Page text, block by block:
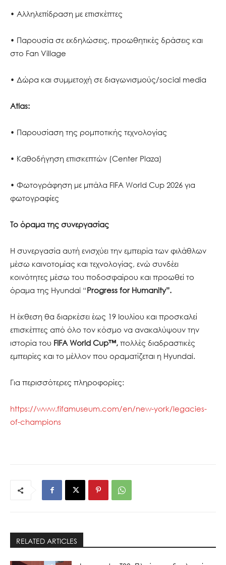
• Αλληλεπίδραση με επισκέπτες
• Παρουσία σε εκδηλώσεις, προωθητικές δράσεις και
στο Fan Village
• Δώρα και συμμετοχή σε διαγωνισμούς/social media
Atlas:
• Παρουσίαση της ρομποτικής τεχνολογίας
• Καθοδήγηση επισκεπτών (Center Plaza)
• Φωτογράφηση με μπάλα FIFA World Cup 2026 για
φωτογραφίες
Το όραμα της συνεργασίας
Η συνεργασία αυτή ενισχύει την εμπειρία των φιλάθλων
μέσω καινοτομίας και τεχνολογίας, ενώ συνδέει
κοινότητες μέσω του ποδοσφαίρου και προωθεί το
όραμα της Hyundai “Progress for Humanity”.
Η έκθεση θα διαρκέσει έως 19 Ιουλίου και προσκαλεί
επισκέπτες από όλο τον κόσμο να ανακαλύψουν την
ιστορία του FIFA World Cup™, πολλές διαδραστικές
εμπειρίες και το μέλλον που οραματίζεται η Hyundai.
Για περισσότερες πληροφορίες:
https://www.fifamuseum.com/en/new-york/legacies-
of-champions
RELATED ARTICLES